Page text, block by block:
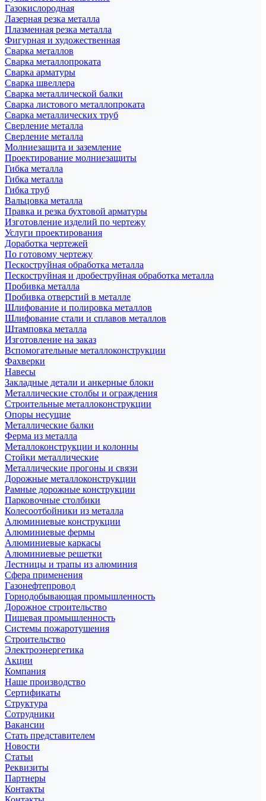
Газокислородная
Лазерная резка металла
Плазменная резка металла
Фигурная и художественная
Сварка металлов
Сварка металлопроката
Сварка арматуры
Сварка швеллера
Сварка металлической балки
Сварка листового металлопроката
Сварка металлических труб
Сверление металла
Сверление металла
Молниезащита и заземление
Проектирование молниезащиты
Гибка металла
Гибка металла
Гибка труб
Вальцовка металла
Правка и резка бухтовой арматуры
Изготовление изделий по чертежу
Услуги проектирования
Доработка чертежей
По готовому чертежу
Пескоструйная обработка металла
Пескоструйная и дробеструйная обработка металла
Пробивка металла
Пробивка отверстий в металле
Шлифование и полировка металлов
Шлифование стали и сплавов металлов
Штамповка металла
Изготовление на заказ
Вспомогательные металлоконструкции
Фахверки
Навесы
Закладные детали и анкерные блоки
Металлические столбы и ограждения
Строительные металлоконструкции
Опоры несущие
Металлические балки
Ферма из металла
Металлоконструкции и колонны
Стойки металлические
Металлические прогоны и связи
Дорожные металлоконструкции
Рамные дорожные конструкции
Парковочные столбики
Колесоотбойники из металла
Алюминиевые конструкции
Алюминиевые фермы
Алюминиевые каркасы
Алюминиевые решетки
Лестницы и трапы из алюминия
Сфера применения
Газонефтепровод
Горнодобывающая промышленность
Дорожное строительство
Пищевая промышленность
Системы пожаротушения
Строительство
Электроэнергетика
Акции
Компания
Наше производство
Сертификаты
Структура
Сотрудники
Вакансии
Стать представителем
Новости
Статьи
Реквизиты
Партнеры
Контакты